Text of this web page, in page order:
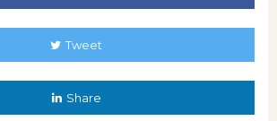
Tweet
Share